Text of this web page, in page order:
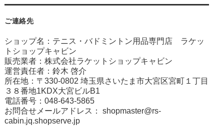
ご連絡先
ショップ名：テニス・バドミントン用品専門店 ラケッ
トショップキャビン
販売業者：株式会社ラケットショップキャビン
運営責任者：鈴木 啓介
所在地：〒330-0802 埼玉県さいたま市大宮区宮町１丁目
３８番地1KDX大宮ビルB1
電話番号：048-643-5865
お問合せメールアドレス： shopmaster@rs-
cabin.jq.shopserve.jp